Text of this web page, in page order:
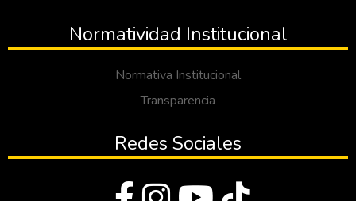
Normatividad Institucional
Normativa Institucional
Transparencia
Redes Sociales